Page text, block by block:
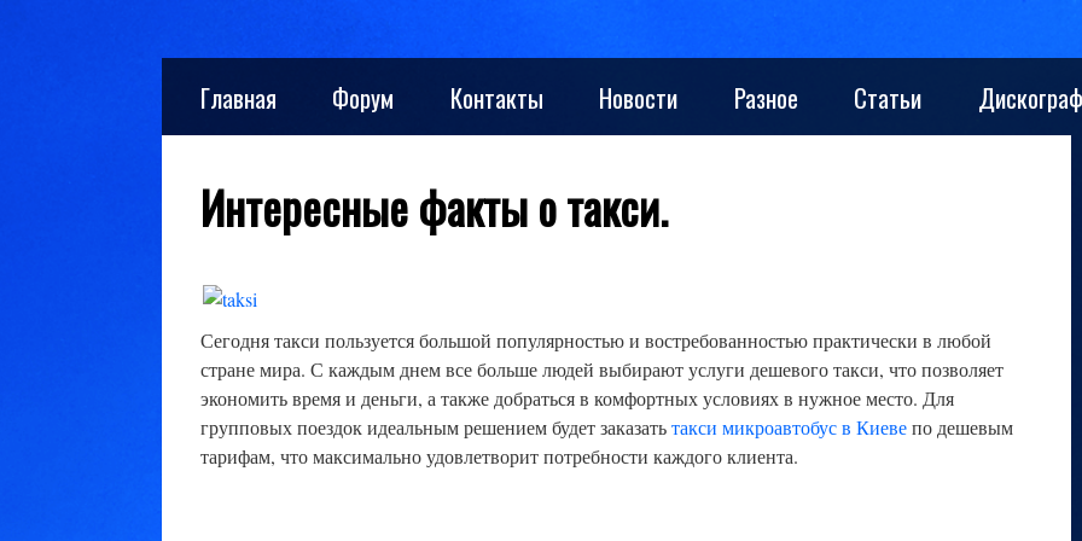
content
Главная Форум Контакты Новости Разное Статьи
Интересные факты о такси.
Сегодня такси пользуется большой популярностью и востребованностью практически в любой
стране мира. С каждым днем ​​все больше людей выбирают услуги дешевого такси, что позволяет
экономить время и деньги, а также добраться в комфортных условиях в нужное место. Для
групповых поездок идеальным решением будет заказатьтакси микроавтобус в Киевепо дешевым
тарифам, что максимально удовлетворит потребности каждого клиента.